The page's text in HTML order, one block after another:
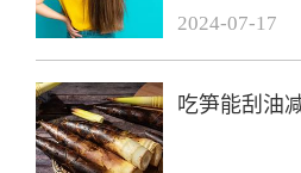
2024-07-17
吃笋能刮油